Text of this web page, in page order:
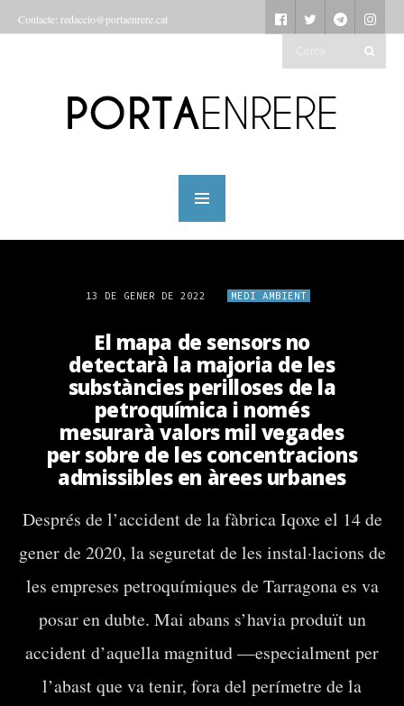
Contacte: redaccio@portaenrere.cat
13 DE GENER DE 2022 MEDI AMBIENT
El mapa de sensors no
detectarà la majoria de les
substàncies perilloses de la
petroquímica i només
mesurarà valors mil vegades
per sobre de les concentracions
admissibles en àrees urbanes
Després de l’accident de la fàbrica Iqoxe el 14 de
gener de 2020, la seguretat de les instal·lacions de
les empreses petroquímiques de Tarragona es va
posar en dubte. Mai abans s’havia produït un
accident d’aquella magnitud —especialment per
l’abast que va tenir, fora del perímetre de la